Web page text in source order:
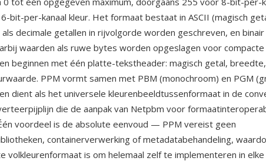
bit-per-kanaal kleur. Het formaat bestaat in ASCII (magisch
decimale getallen in rijvolgorde worden geschreven, en binair
waarden als ruwe bytes worden opgeslagen voor
beginnen met één platte-tekstheader: magisch getal,
PPM vormt samen met PBM (monochroom) en PGM
dient als het universele kleurenbeeldtussenformaat in de
die de aanpak van Netpbm voor
voordeel is de absolute eenvoud — PPM vereist geen
containerverwerking of metadatabehandeling,
volkleurenformaat is om helemaal zelf te implementeren in elke